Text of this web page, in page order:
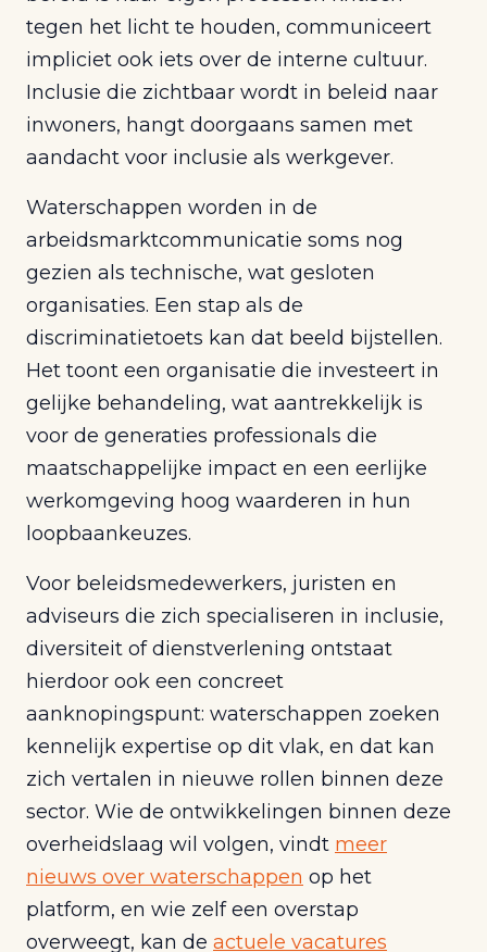
tegen het licht te houden, communiceert
impliciet ook iets over de interne cultuur.
Inclusie die zichtbaar wordt in beleid naar
inwoners, hangt doorgaans samen met
aandacht voor inclusie als werkgever.
Waterschappen worden in de
arbeidsmarktcommunicatie soms nog
gezien als technische, wat gesloten
organisaties. Een stap als de
discriminatietoets kan dat beeld bijstellen.
Het toont een organisatie die investeert in
gelijke behandeling, wat aantrekkelijk is
voor de generaties professionals die
maatschappelijke impact en een eerlijke
werkomgeving hoog waarderen in hun
loopbaankeuzes.
Voor beleidsmedewerkers, juristen en
adviseurs die zich specialiseren in inclusie,
diversiteit of dienstverlening ontstaat
hierdoor ook een concreet
aanknopingspunt: waterschappen zoeken
kennelijk expertise op dit vlak, en dat kan
zich vertalen in nieuwe rollen binnen deze
sector. Wie de ontwikkelingen binnen deze
overheidslaag wil volgen, vindt meer
nieuws over waterschappen op het
platform, en wie zelf een overstap
overweegt, kan de actuele vacatures